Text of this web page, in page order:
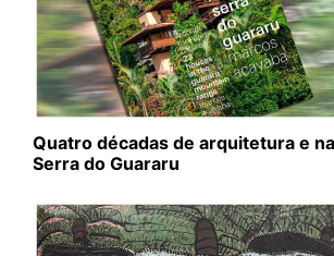
Quatro décadas de arquitetura e
Serra do Guararu